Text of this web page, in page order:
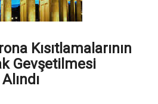
Kısıtlamalarının
Gevşetilmesi